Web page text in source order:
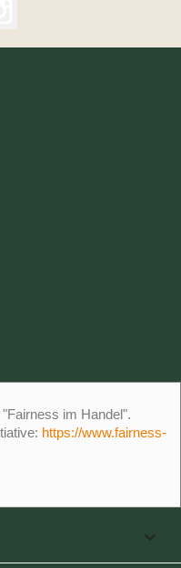
im Handel".
https://www.fairness-
